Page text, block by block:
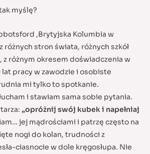
myślę?
,Brytyjska Kolumbia w
różnych stron świata, różnych szkół
z różnym okresem doświadczenia w
pracy w zawodzie i osobiste
mi tylko to spotkanie.
i stawiam sama sobie pytania.
„opróżnij swój kubek i napełniaj
jej mądrościami i patrzę często na
nogi do kolan, trudności z
ciasnocie w dole kręgosłupa. Nie